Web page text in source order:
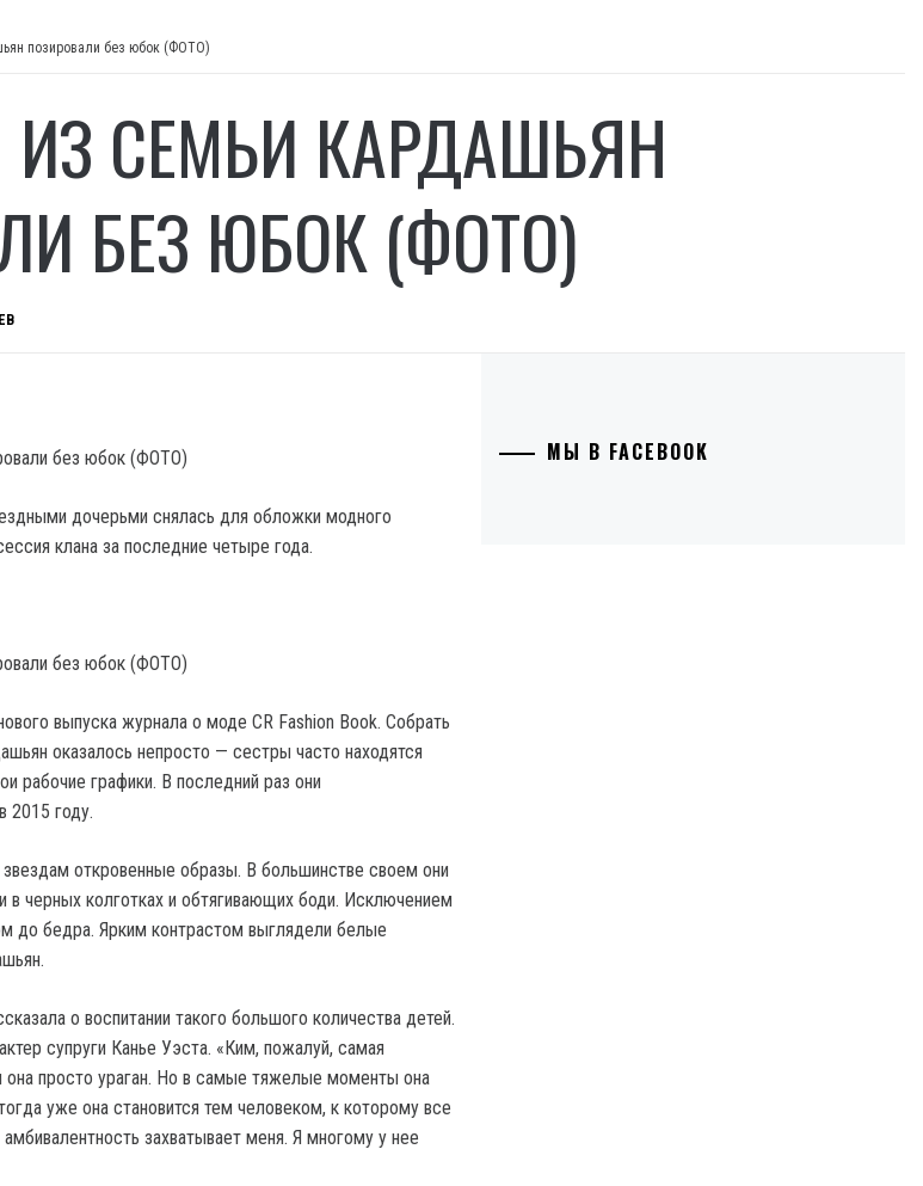
позировали без юбок (ФОТО)
СЕМЬИ КАРДАШЬЯН
БЕЗ ЮБОК (ФОТО)
дочерьми снялась для обложки модного
клана за последние четыре года.
выпуска журнала о моде CR Fashion Book. Собрать
оказалось непросто — сестры часто находятся
рабочие графики. В последний раз они
2015 году.
откровенные образы. В большинстве своем они
черных колготках и обтягивающих боди. Исключением
до бедра. Ярким контрастом выглядели белые
о воспитании такого большого количества детей.
супруги Канье Уэста. «Ким, пожалуй, самая
она просто ураган. Но в самые тяжелые моменты она
уже она становится тем человеком, к которому все
захватывает меня. Я многому у нее
МЫ В FACEBOOK